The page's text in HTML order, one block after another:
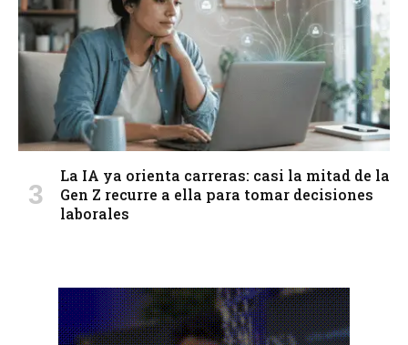
La IA ya orienta carreras: casi la mitad de la
Gen Z recurre a ella para tomar decisiones
laborales